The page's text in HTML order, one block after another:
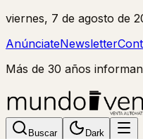
viernes, 7 de agosto de
AnúnciateNewsletter
Más de 30 años
Buscar Dark